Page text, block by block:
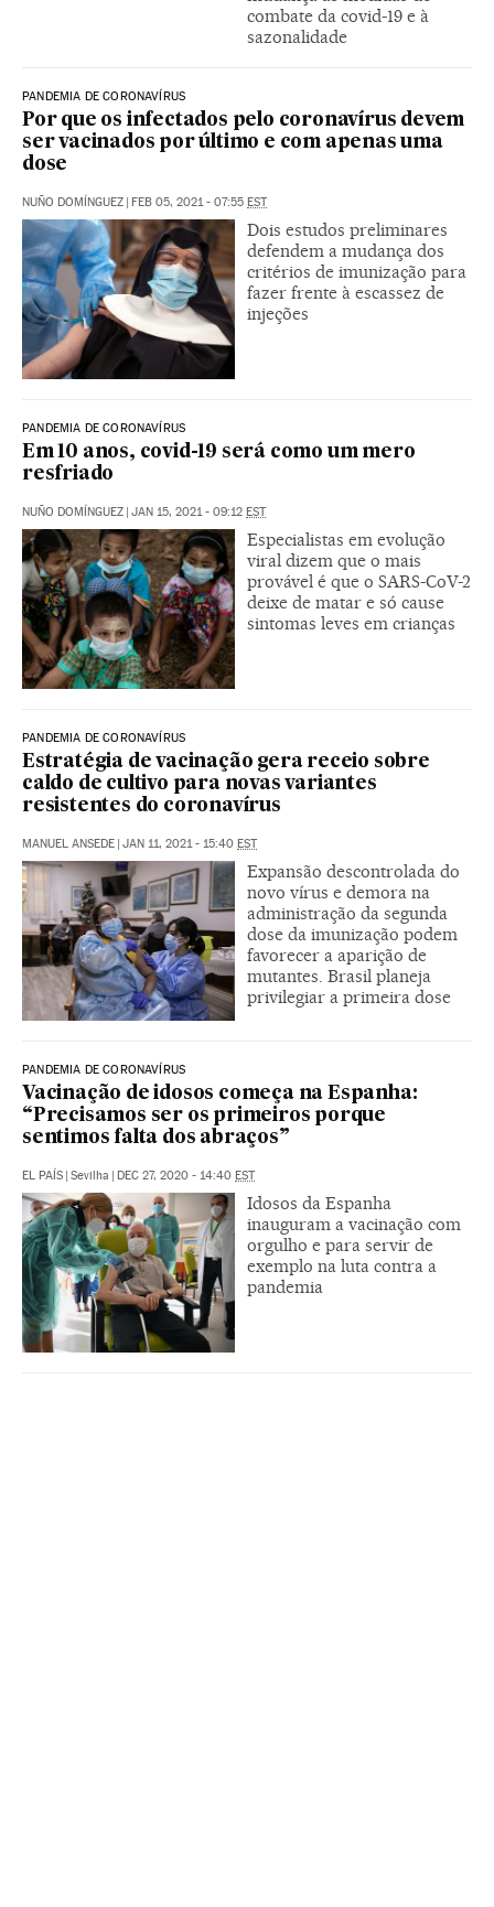
combate da covid-19 e à
sazonalidade
PANDEMIA DE CORONAVÍRUS
Por que os infectados pelo coronavírus devem
ser vacinados por último e com apenas uma
dose
NUÑO DOMÍNGUEZ | FEB 05, 2021 - 07:55 EST
Dois estudos preliminares
defendem a mudança dos
critérios de imunização para
fazer frente à escassez de
injeções
PANDEMIA DE CORONAVÍRUS
Em 10 anos, covid-19 será como um mero
resfriado
NUÑO DOMÍNGUEZ | JAN 15, 2021 - 09:12 EST
Especialistas em evolução
viral dizem que o mais
provável é que o SARS-CoV-2
deixe de matar e só cause
sintomas leves em crianças
PANDEMIA DE CORONAVÍRUS
Estratégia de vacinação gera receio sobre
caldo de cultivo para novas variantes
resistentes do coronavírus
MANUEL ANSEDE | JAN 11, 2021 - 15:40 EST
Expansão descontrolada do
novo vírus e demora na
administração da segunda
dose da imunização podem
favorecer a aparição de
mutantes. Brasil planeja
privilegiar a primeira dose
PANDEMIA DE CORONAVÍRUS
Vacinação de idosos começa na Espanha:
“Precisamos ser os primeiros porque
sentimos falta dos abraços”
EL PAÍS | Sevilha | DEC 27, 2020 - 14:40 EST
Idosos da Espanha
inauguram a vacinação com
orgulho e para servir de
exemplo na luta contra a
pandemia